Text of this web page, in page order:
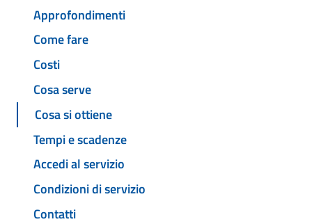
Approfondimenti
Come fare
Costi
Cosa serve
Cosa si ottiene
Tempi e scadenze
Accedi al servizio
Condizioni di servizio
Contatti